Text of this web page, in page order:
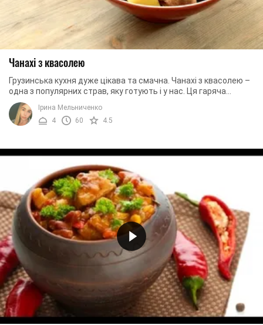
Чанахі з квасолею
Грузинська кухня дуже цікава та смачна. Чанахі з квасолею –
одна з популярних страв, яку готують і у нас. Ця гаряча
страва виходить ситною, запашною ...
Ірина Мельниченко
4
60 4.5